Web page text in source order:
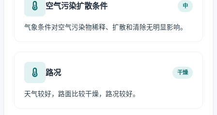
空气污染扩散条件 中
气象条件对空气污染物稀释、扩散和清除无明显影响。
路况 干燥
天气较好，路面比较干燥，路况较好。